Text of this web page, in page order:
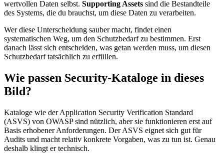
wertvollen Daten selbst. Supporting Assets sind die Bestandteile
des Systems, die du brauchst, um diese Daten zu verarbeiten.
Wer diese Unterscheidung sauber macht, findet einen
systematischen Weg, um den Schutzbedarf zu bestimmen. Erst
danach lässt sich entscheiden, was getan werden muss, um diesen
Schutzbedarf tatsächlich zu erfüllen.
Wie passen Security-Kataloge in dieses
Bild?
Kataloge wie der Application Security Verification Standard
(ASVS) von OWASP sind nützlich, aber sie funktionieren erst auf
Basis erhobener Anforderungen. Der ASVS eignet sich gut für
Audits und macht relativ konkrete Vorgaben, was zu tun ist. Genau
deshalb klingt er technisch.